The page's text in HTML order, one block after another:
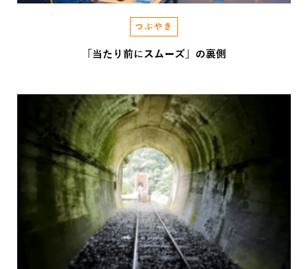
つぶやき
「当たり前にスムーズ」の裏側